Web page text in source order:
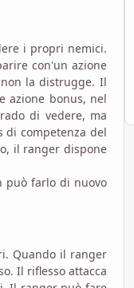
i propri nemici.
con'un azione
la distrugge. Il
azione bonus, nel
di vedere, ma
di competenza del
il ranger dispone
può farlo di nuovo
Quando il ranger
Il riflesso attacca